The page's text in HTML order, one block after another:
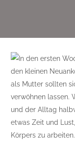
In den ersten
den kleinen
als Mutter sollten
verwöhnen lassen.
und der Alltag
etwas Zeit und
Körpers zu arbeiten.